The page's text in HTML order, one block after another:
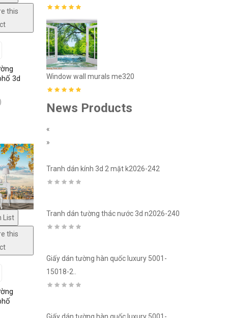
not
this
3d
List
this
Window wall murals me320
News Products
«
»
5001-
5001-
Tranh dán kính 3d 2 mặt k2026-242
Tranh dán tường thác nước 3d n2026-240
Giấy dán tường hàn quốc luxury 5001-
15018-2..